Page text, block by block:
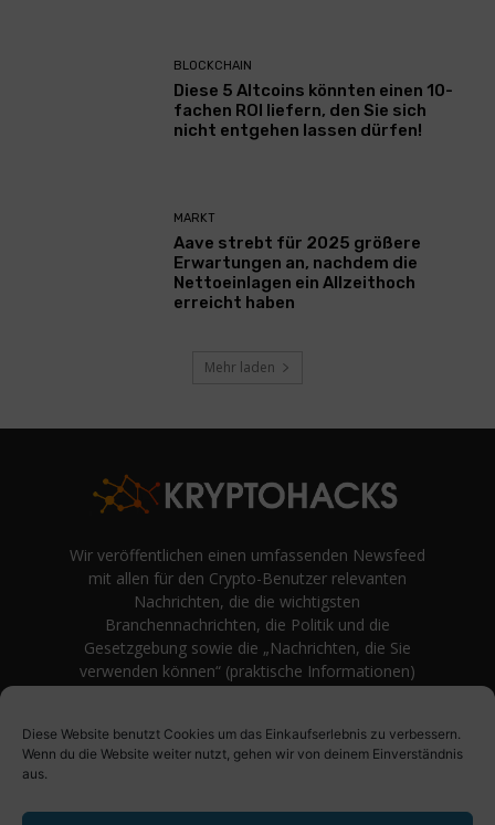
Diese Website benutzt Cookies um das Einkaufserlebnis zu verbessern.
Wenn du die Website weiter nutzt, gehen wir von deinem Einverständnis
aus.
BLOCKCHAIN
Diese 5 Altcoins könnten einen 10-
fachen ROI liefern, den Sie sich
nicht entgehen lassen dürfen!
MARKT
Aave strebt für 2025 größere
Erwartungen an, nachdem die
Nettoeinlagen ein Allzeithoch
erreicht haben
Mehr laden
Wir veröffentlichen einen umfassenden Newsfeed
mit allen für den Crypto-Benutzer relevanten
Nachrichten, die die wichtigsten
Branchennachrichten, die Politik und die
Gesetzgebung sowie die „Nachrichten, die Sie
verwenden können“ (praktische Informationen)
Meinungen rund um Kryptowährung. Einfache
Logik und Beispiele aus der Praxis werden vor
bevorzugt.